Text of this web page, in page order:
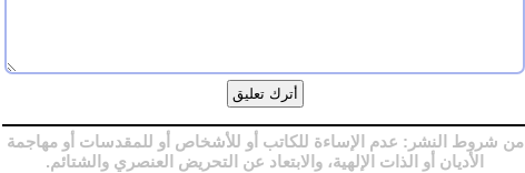
من شروط النشر: عدم الإساءة للكاتب أو للأشخاص أو للمقدسات أو مهاجمة
الأديان أو الذات الإلهية، والابتعاد عن التحريض العنصري والشتائم.